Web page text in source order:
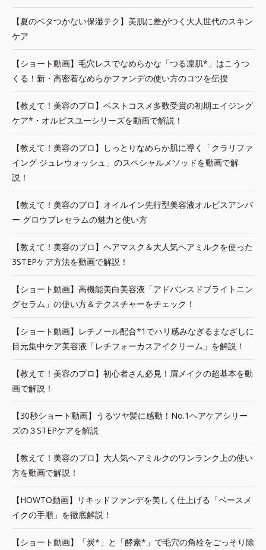
【夏のベタつかない保湿テク】美肌に差がつく大人世代のスキン
ケア
【ショート動画】毛穴レスでなめらかな「つる凛肌*」はこうつ
くる！新・高密着なめらかファンデの使い方のコツを伝授
【教えて！美容のプロ】ベストコスメ多数受賞の初期エイジング
ケア*・オルビスユーシリーズを動画で解説！
【教えて！美容のプロ】しっとりなめらか肌に導く「クラリファ
イング ジュレウォッシュ」のスペシャルメソッドを動画で解
説！
【教えて！美容のプロ】オイルイン先行型美容液オルビスアンバ
ー グロウプレセラムの魅力と使い方
【教えて！美容のプロ】ヘアマスク＆大人気ヘアミルクを使った
3STEPケア方法を動画で解説！
【ショート動画】高機能美白美容液「アドバンスドブライトニン
グセラム」の使い方＆テクスチャーをチェック！
【ショート動画】レチノール配合*1でハリ感みなぎるまなざしに
目元集中ケア美容液「レチフォーカスアイクリーム」を解説！
【教えて！美容のプロ】初心者さん必見！眉メイクの超基本を動
画で解説！
【30秒ショート動画】うるツヤ髪に感動！No.1ヘアケアシリー
ズの３STEPケアを解説
【教えて！美容のプロ】大人気ヘアミルクのワンランク上の使い
方を動画で解説！
【HOWTO動画】リキッドファンデを美しく仕上げる「ベースメ
イクの手順」を徹底解説！
【ショート動画】「炭*」と「酵素*」で毛穴の角栓をごっそり除